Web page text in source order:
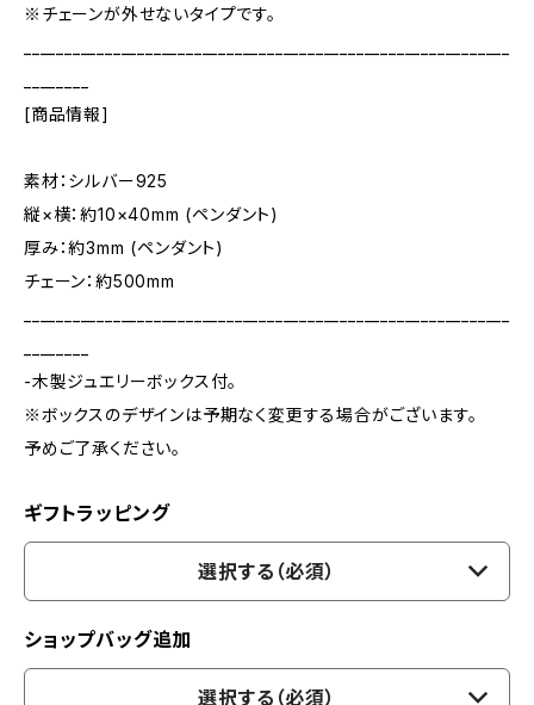
※チェーンが外せないタイプです。
[商品情報]
素材：シルバー925
縦×横：約10×40mm (ペンダント)
厚み：約3mm (ペンダント)
チェーン：約500mm
-木製ジュエリーボックス付。
※ボックスのデザインは予期なく変更する場合がございます。
予めご了承ください。
ギフトラッピング
選択する（必須）
ショップバッグ追加
選択する（必須）